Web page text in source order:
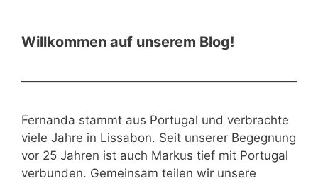
Willkommen auf unserem Blog!
Fernanda stammt aus Portugal und verbrachte
viele Jahre in Lissabon. Seit unserer Begegnung
vor 25 Jahren ist auch Markus tief mit Portugal
verbunden. Gemeinsam teilen wir unsere